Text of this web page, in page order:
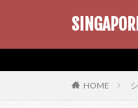
HOME